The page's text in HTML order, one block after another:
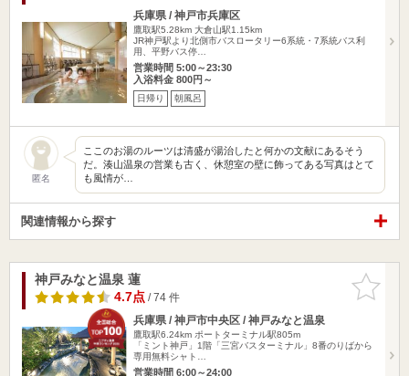
兵庫県 / 神戸市兵庫区
鷹取駅5.28km 大倉山駅1.15km
JR神戸駅より北側市バスロータリー6系統・7系統バス利
用、平野バス停…
営業時間 5:00～23:30
入浴料金 800円～
日帰り 朝風呂
匿名
ここのお湯のルーツは清盛が湯治したと何かの文献にあるそう
だ。湊山温泉の営業も古く、休憩室の壁に飾ってある写真はとて
も風情が…
関連情報から探す
お気に入
りに追加
神戸みなと温泉 蓮
4.7点/ 74 件
兵庫県 / 神戸市中央区 / 神戸みなと温泉
鷹取駅6.24km ポートターミナル駅805m
「ミント神戸」1階「三宮バスターミナル」8番のりばから
専用無料シャト…
営業時間 6:00～24:00